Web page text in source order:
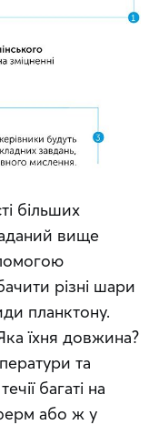
більших
вище
різні шари
планктону.
їхня довжина?
та
багаті на
або ж у